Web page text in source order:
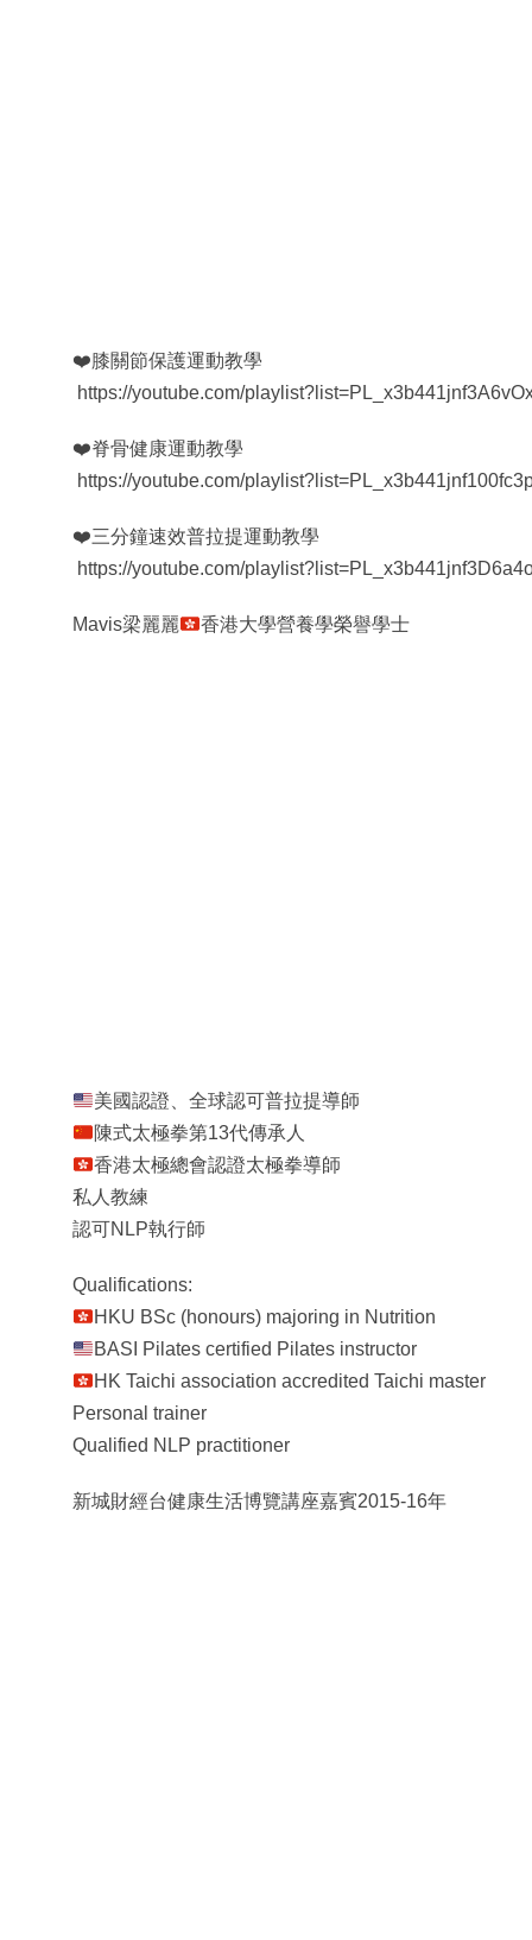
❤️膝關節保護運動教學
https://youtube.com/
❤️脊骨健康運動教學
https://youtube.com/
❤️三分鐘速效普拉提運動教學
https://youtube.com/
Mavis梁麗麗 香港大學營養學榮譽學士
美國認證、全球認可普拉提導師
陳式太極拳第13代傳承人
香港太極總會認證太極拳導師
私人教練
認可NLP執行師
Qualifications:
HKU BSc (honours) majoring in Nutrition
BASI Pilates certified Pilates instructor
HK Taichi association accredited Taichi master
Personal trainer
Qualified NLP practitioner
新城財經台健康生活博覽講座嘉賓2015-16年